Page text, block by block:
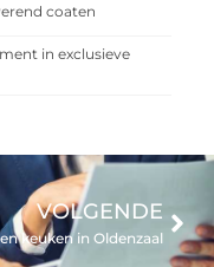
coaten
in exclusieve
VOLGENDE
keuken in Oldenzaal